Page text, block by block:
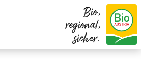
Bio,
regional,
sicher.